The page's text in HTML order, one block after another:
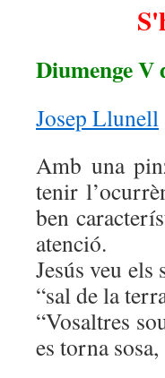
Diumenge V
Josep Llunell
Amb una
tenir
ben
atenció.
Jesús veu els
“sal de la
“Vosaltres
es torna